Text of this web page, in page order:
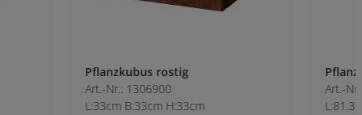
Pflanzkubus rostig
Art.-Nr.: 1306900
L:33cm B:33cm H:33cm
Pflanzkübel mit
Art.-Nr.: 9945200
L:81.3cm B:38cm